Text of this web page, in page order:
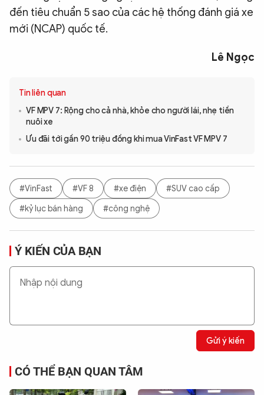
đến tiêu chuẩn 5 sao của các hệ thống đánh giá xe
mới (NCAP) quốc tế.
Lê Ngọc
Tin liên quan
VF MPV 7: Rộng cho cả nhà, khỏe cho người lái, nhẹ tiền
nuôi xe
Ưu đãi tới gần 90 triệu đồng khi mua VinFast VF MPV 7
#VinFast #VF 8 #xe điện
#SUV cao cấp
#kỷ lục bán hàng
#công nghệ
Ý KIẾN CỦA BẠN
Gửi ý kiến
CÓ THỂ BẠN QUAN TÂM